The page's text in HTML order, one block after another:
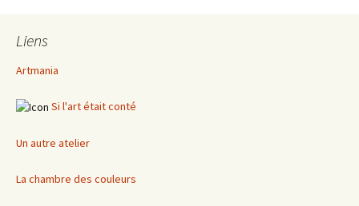
Liens
Artmania
Si l'art était conté
Un autre atelier
La chambre des couleurs